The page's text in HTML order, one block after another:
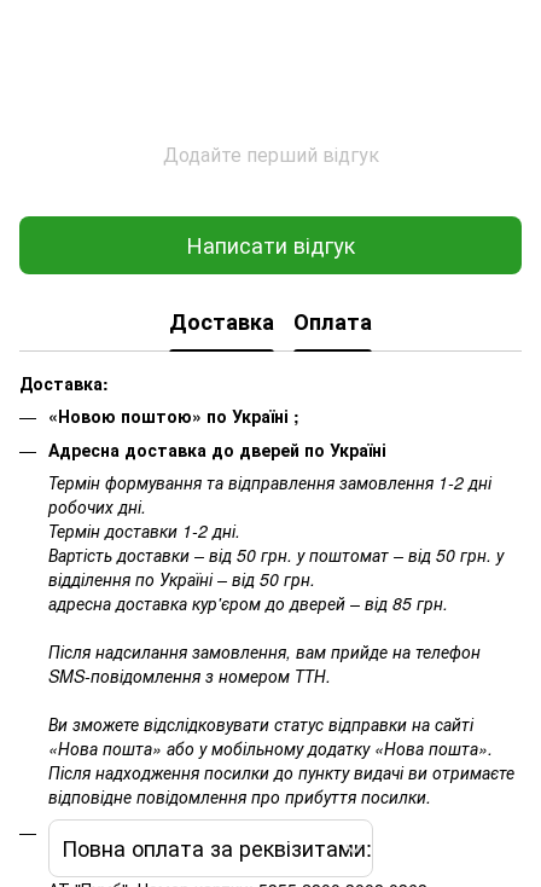
Додайте перший відгук
Написати відгук
Доставка Оплата
Доставка:
«Новою поштою» по Україні ;
Адресна доставка до дверей по Україні
Термін формування та відправлення замовлення 1-2 дні
робочих дні.
Термін доставки 1-2 дні.
Вартість доставки – від 50 грн. у поштомат – від 50 грн. у
відділення по Україні – від 50 грн.
адресна доставка кур'єром до дверей – від 85 грн.
Після надсилання замовлення, вам прийде на телефон
SMS-повідомлення з номером ТТН.
Ви зможете відслідковувати статус відправки на сайті
«Нова пошта» або у мобільному додатку «Нова пошта».
Після надходження посилки до пункту видачі ви отримаєте
відповідне повідомлення про прибуття посилки.
Повна оплата за реквізитами: